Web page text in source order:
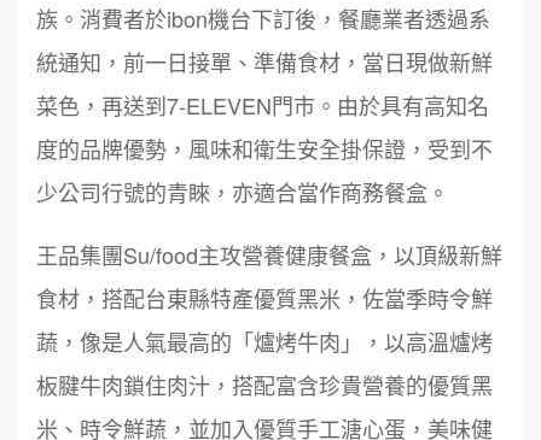
族。消費者於ibon機台下訂後，餐廳業者透過系
統通知，前一日接單、準備食材，當日現做新鮮
菜色，再送到7-ELEVEN門市。由於具有高知名
度的品牌優勢，風味和衛生安全掛保證，受到不
少公司行號的青睞，亦適合當作商務餐盒。
王品集團Su/food主攻營養健康餐盒，以頂級新鮮
食材，搭配台東縣特產優質黑米，佐當季時令鮮
蔬，像是人氣最高的「爐烤牛肉」，以高溫爐烤
板腱牛肉鎖住肉汁，搭配富含珍貴營養的優質黑
米、時令鮮蔬，並加入優質手工溏心蛋，美味健